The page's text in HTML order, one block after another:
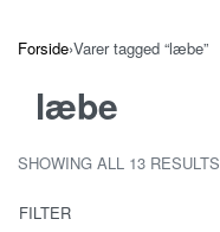
Forside›Varer tagged “læbe”
læbe
SHOWING ALL 13 RESULTS
FILTER